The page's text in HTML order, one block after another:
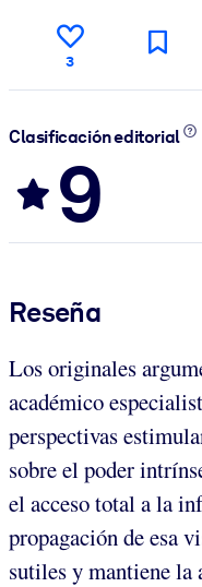
3
Clasificación editorial
9
Reseña
Los originales
académico
perspectivas
sobre el poder
el acceso total a la
propagación de esa
sutiles y mantiene la